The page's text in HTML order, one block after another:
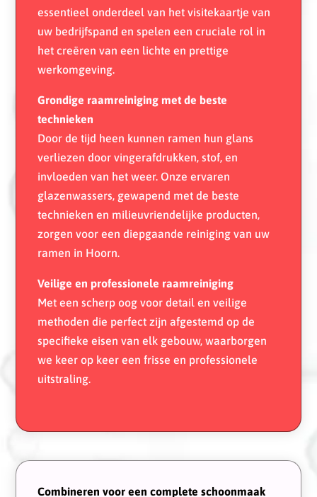
essentieel onderdeel van het visitekaartje van
uw bedrijfspand en spelen een cruciale rol in
het creëren van een lichte en prettige
werkomgeving.
Grondige raamreiniging met de beste
technieken
Door de tijd heen kunnen ramen hun glans
verliezen door vingerafdrukken, stof, en
invloeden van het weer. Onze ervaren
glazenwassers, gewapend met de beste
technieken en milieuvriendelijke producten,
zorgen voor een diepgaande reiniging van uw
ramen in Hoorn.
Veilige en professionele raamreiniging
Met een scherp oog voor detail en veilige
methoden die perfect zijn afgestemd op de
specifieke eisen van elk gebouw, waarborgen
we keer op keer een frisse en professionele
uitstraling.
Combineren voor een complete schoonmaak